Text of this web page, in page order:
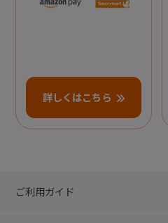
詳しくはこちら
ご利用ガイド